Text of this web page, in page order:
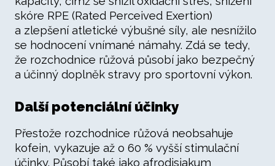
skóre RPE (Rated Perceived Exertion)
a zlepšení atletické výbušné síly, ale nesnížilo
se hodnocení vnímané námahy. Zdá se tedy,
že rozchodnice růžová působí jako bezpečný
a účinný doplněk stravy pro sportovní výkon.
Další potenciální účinky
Přestože rozchodnice růžová neobsahuje
kofein, vykazuje až o 60 % vyšší stimulační
účinky. Působí také jako afrodisiakum